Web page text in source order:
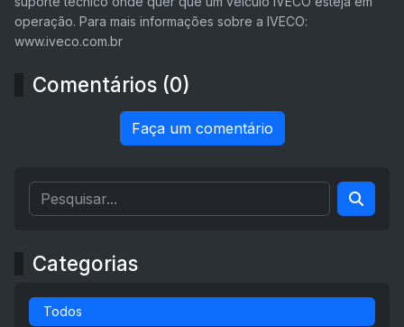
operação. Para mais informações sobre a IVECO:
www.iveco.com.br
Comentários (0)
Faça um comentário
Categorias
Todos